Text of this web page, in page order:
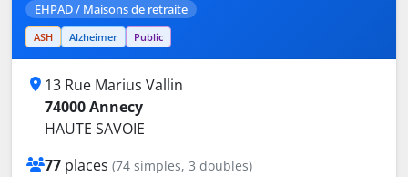
EHPAD / Maisons de retraite
ASH Alzheimer Public
13 Rue Marius Vallin
74000 Annecy
HAUTE SAVOIE
77 places (74 simples, 3 doubles)